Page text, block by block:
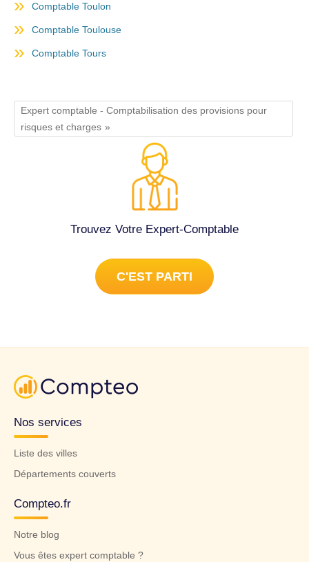
Comptable Toulon
Comptable Toulouse
Comptable Tours
Expert comptable - Comptabilisation des provisions pour
risques et charges
Trouvez Votre Expert-Comptable
C'EST PARTI
Nos services
Liste des villes
Départements couverts
Compteo.fr
Notre blog
Vous êtes expert comptable ?